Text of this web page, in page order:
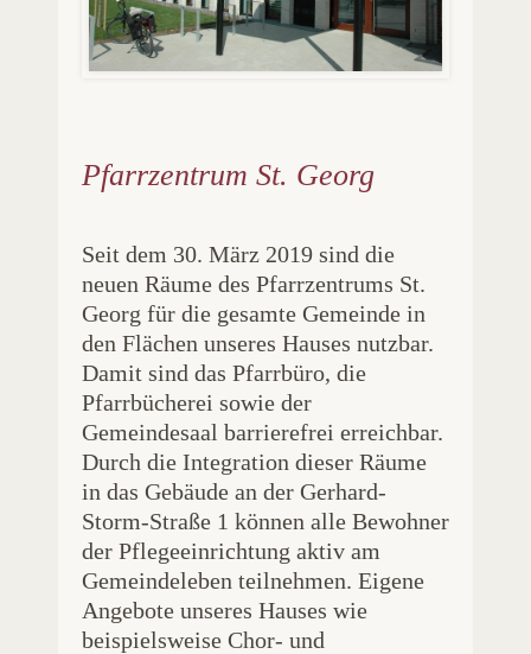
Pfarrzentrum St. Georg
Seit dem 30. März 2019 sind die
neuen Räume des Pfarrzentrums St.
Georg für die gesamte Gemeinde in
den Flächen unseres Hauses nutzbar.
Damit sind das Pfarrbüro, die
Pfarrbücherei sowie der
Gemeindesaal barrierefrei erreichbar.
Durch die Integration dieser Räume
in das Gebäude an der Gerhard-
Storm-Straße 1 können alle Bewohner
der Pflegeeinrichtung aktiv am
Gemeindeleben teilnehmen. Eigene
Angebote unseres Hauses wie
beispielsweise Chor- und